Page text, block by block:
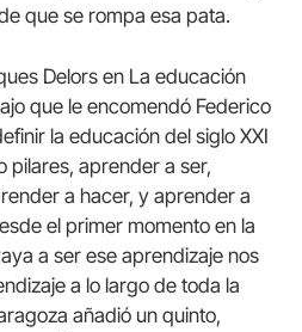
que se rompa esa pata.
Delors en La educación
que le encomendó Federico
la educación del siglo XXI
pilares, aprender a ser,
a hacer, y aprender a
el primer momento en la
a ser ese aprendizaje nos
a lo largo de toda la
añadió un quinto,